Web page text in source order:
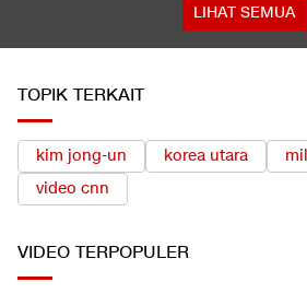
LIHAT SEMUA
TOPIK TERKAIT
kim jong-un korea utara
video cnn
VIDEO TERPOPULER